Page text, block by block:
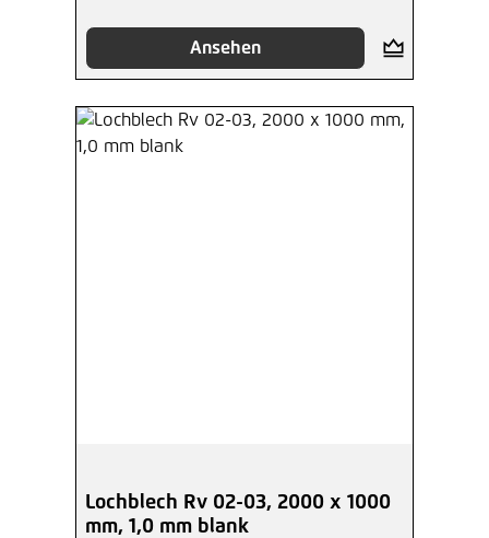
Ansehen
Lochblech Rv 02-03, 2000 x 1000
mm, 1,0 mm blank